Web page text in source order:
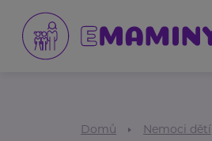
Domů Nemoci dětí